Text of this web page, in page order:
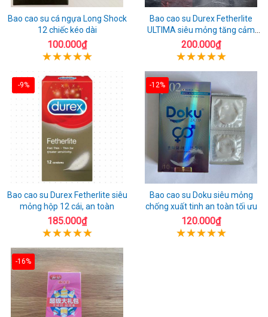
Bao cao su cá ngựa Long Shock
12 chiếc kéo dài
100.000₫
Bao cao su Durex Fetherlite
ULTIMA siêu mỏng tăng cảm
giác
200.000₫
-9%
Bao cao su Durex Fetherlite siêu
mỏng hộp 12 cái, an toàn
185.000₫
-12%
Bao cao su Doku siêu mỏng
chống xuất tinh an toàn tối ưu
120.000₫
-16%